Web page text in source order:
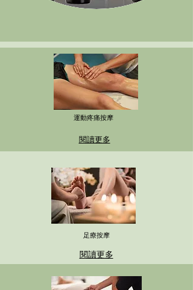
運動疼痛按摩
閱讀更多
足療按摩
閱讀更多